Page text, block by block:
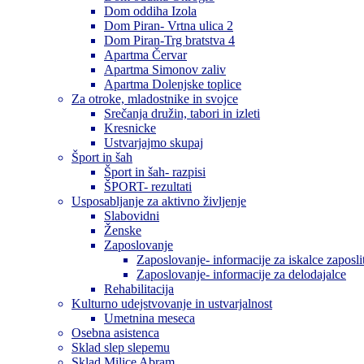
Dom oddiha Izola
Dom Piran- Vrtna ulica 2
Dom Piran-Trg bratstva 4
Apartma Červar
Apartma Simonov zaliv
Apartma Dolenjske toplice
Za otroke, mladostnike in svojce
Srečanja družin, tabori in izleti
Kresnicke
Ustvarjajmo skupaj
Šport in šah
Šport in šah- razpisi
ŠPORT- rezultati
Usposabljanje za aktivno življenje
Slabovidni
Ženske
Zaposlovanje
Zaposlovanje- informacije za iskalce
Zaposlovanje- informacije za delodajalce
Rehabilitacija
Kulturno udejstvovanje in ustvarjalnost
Umetnina meseca
Osebna asistenca
Sklad slep slepemu